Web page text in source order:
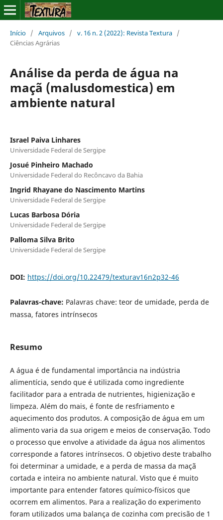
Início / Arquivos / v. 16 n. 2 (2022): Revista Textura /
Ciências Agrárias
Análise da perda de água na
maçã (malusdomestica) em
ambiente natural
Israel Paiva Linhares
Universidade Federal de Sergipe
Josué Pinheiro Machado
Universidade Federal do Recôncavo da Bahia
Ingrid Rhayane do Nascimento Martins
Universidade Federal de Sergipe
Lucas Barbosa Dória
Universidade Federal de Sergipe
Palloma Silva Brito
Universidade Federal de Sergipe
DOI: https://doi.org/10.22479/texturav16n2p32-46
Palavras-chave: Palavras chave: teor de umidade, perda de
massa, fatores intrínsecos
Resumo
A água é de fundamental importância na indústria
alimentícia, sendo que é utilizada como ingrediente
facilitador para a entrada de nutrientes, higienização e
limpeza. Além do mais, é fonte de resfriamento e
aquecimento dos produtos. A composição de água em um
alimento varia da sua origem e meios de conservação. Todo
o processo que envolve a atividade da água nos alimentos
corresponde a fatores intrínsecos. O objetivo deste trabalho
foi determinar a umidade, e a perda de massa da maçã
cortada e inteira no ambiente natural. Visto que é muito
importante para entender fatores químico-físicos que
ocorrem em alimentos. Para a realização do experimento
foram utilizados uma balança de cozinha com precisão de 1